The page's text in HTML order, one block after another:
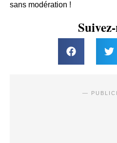
sans modération !
—